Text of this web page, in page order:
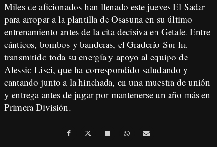
Miles de aficionados han llenado este jueves El Sadar
para arropar a la plantilla de Osasuna en su último
entrenamiento antes de la cita decisiva en Getafe. Entre
cánticos, bombos y banderas, el Graderío Sur ha
transmitido toda su energía y apoyo al equipo de
Alessio Lisci, que ha correspondido saludando y
cantando junto a la hinchada, en una muestra de unión
y entrega antes de jugar por mantenerse un año más en
Primera División.